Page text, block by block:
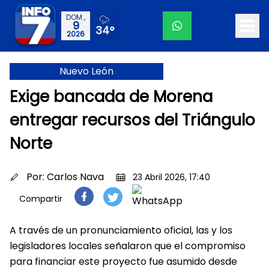
DOM.,
9
2026 34°
Nuevo León
Exige bancada de Morena
entregar recursos del Triángulo
Norte
Por: Carlos Nava
23 Abril 2026, 17:40
Compartir
A través de un pronunciamiento oficial, las y los
legisladores locales señalaron que el compromiso
para financiar este proyecto fue asumido desde